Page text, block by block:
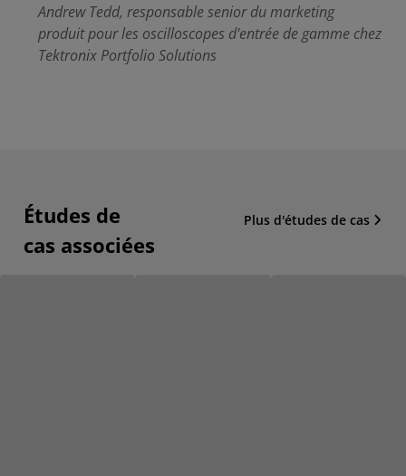
Andrew Tedd, responsable senior du marketing
produit pour les oscilloscopes d'entrée de gamme chez
Tektronix Portfolio Solutions
Études de
cas associées
Plus d'études de cas